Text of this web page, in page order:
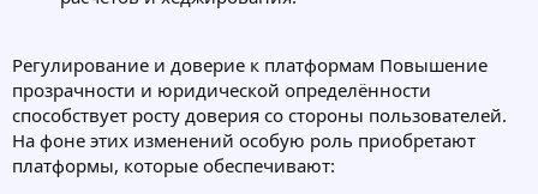
Регулирование и доверие к платформам Повышение
прозрачности и юридической определённости
способствует росту доверия со стороны пользователей.
На фоне этих изменений особую роль приобретают
платформы, которые обеспечивают: